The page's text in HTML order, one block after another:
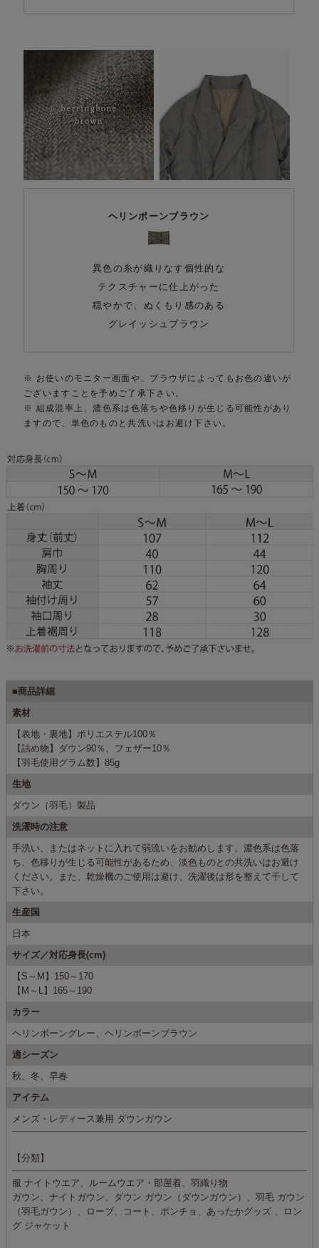
ヘリンボーンブラウン
異色の糸が織りなす個性的な
テクスチャーに仕上がった
穏やかで、ぬくもり感のある
グレイッシュブラウン
※ お使いのモニター画面や、ブラウザによってもお色の違いが
ございますことを予めご了承下さい。
※ 組成混率上、濃色系は色落ちや色移りが生じる可能性があり
ますので、単色のものと共洗いはお避け下さい。
■商品詳細
素材
【表地・裏地】ポリエステル100％
【詰め物】ダウン90％、フェザー10％
【羽毛使用グラム数】85g
生地
ダウン（羽毛）製品
洗濯時の注意
手洗い、またはネットに入れて弱流いをお勧めします。濃色系は色落
ち、色移りが生じる可能性があるため、淡色ものとの共洗いはお避け
ください。また、乾燥機のご使用は避け、洗濯後は形を整えて干して
下さい。
生産国
日本
サイズ／対応身長(cm)
【S～M】150～170
【M～L】165～190
カラー
ヘリンボーングレー、ヘリンボーンブラウン
適シーズン
秋、冬、早春
アイテム
メンズ・レディース兼用 ダウンガウン
【分類】
服 ナイトウエア、ルームウエア・部屋着、羽織り物
ガウン、ナイトガウン、ダウン ガウン（ダウンガウン）、羽毛 ガウン
（羽毛ガウン）、ローブ、コート、ポンチョ、あったかグッズ 、ロン
グ ジャケット